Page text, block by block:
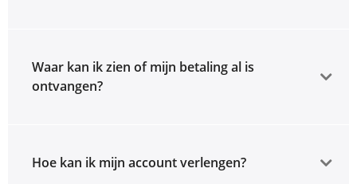
Waar kan ik zien of mijn betaling al is
ontvangen?
Hoe kan ik mijn account verlengen?